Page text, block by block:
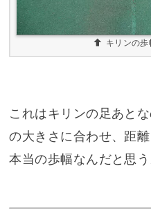
キリンの歩
これはキリンの足あと
の大きさに合わせ、距
本当の歩幅なんだと思う